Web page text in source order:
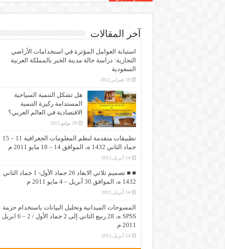
آخر المقالات
استبانة العوامل المؤثرة في استخدامات الأراضي
التجارية: دراسة حالة مدينة الخبر بالمملكة العربية
السعودية
19 فبراير,2012
هل تشكل التنمية السياحية
المستدامة ركيزة التنمية
الاقتصادية في العالم العربي؟
29 يوليو,2011
تطبيقات متقدمة لنظم المعلومات الجغرافية 11 – 15
جماد الثاني 1432 ه، الموافق 14 – 18 مايو 2011 م
14 أبريل,2011
■ ■ تصميم ثلاثي الابعاد 26 جماد الأول- 1 جماد الثاني
1432 ه، الموافق 30 أبريل – 4 مايو 2011 م
14 أبريل,2011
المسوحات الميدانية وتحليل البيانات باستخدام حزمة
SPSS ه، 28 ربيع الثاني إلى 2 جماد الأول / 2 – 6 ابريل
2011 م
14 أبريل,2011